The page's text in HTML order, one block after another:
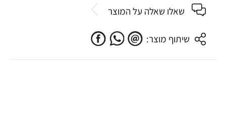
שאלו שאלה על המוצר
שיתוף מוצר: